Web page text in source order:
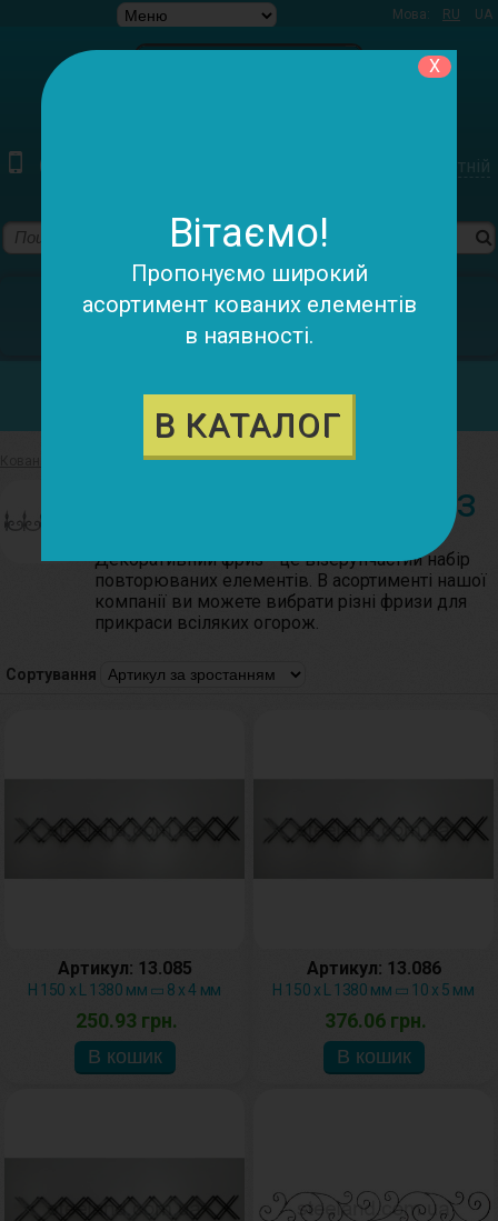
Мова: RU UA
(097) 220-79-78 (095) 055-98-05
Зворотній
У кошику:
0 товарів - 0.00 грн.
Категорії
Декоративний фриз
Декоративний фриз
Декоративний фриз - це візерунчастий набір
повторюваних елементів В асортименті нашої
компанії ви можете вибрати різні фризи для
прикраси всіляких огорож
Сортування
Артикул: 13.085
H 150 х L 1380 мм ▭ 8 х 4 мм
250.93 грн.
Артикул: 13.086
H 150 х L 1380 мм ▭ 10 х 5 мм
376.06 грн.
X
Вітаємо!
Пропонуємо широкий
асортимент кованих елементів
в наявності.
В КАТАЛОГ